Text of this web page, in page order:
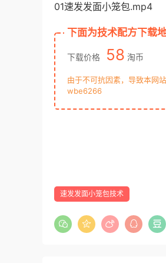
01速发发面小笼包
下面为技术配方下载
下载价格 58 淘币
由于不可抗因素，导致本网
wbe6266
速发发面小笼包技术